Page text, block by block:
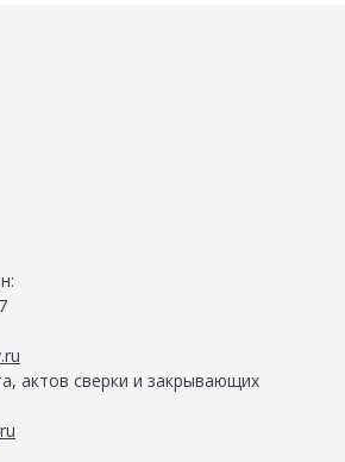
актов сверки и закрывающих